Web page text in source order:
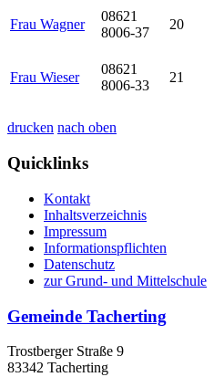
Frau Wagner
08621
8006-37
20
Frau Wieser
08621
8006-33
21
drucken nach oben
Quicklinks
Kontakt
Inhaltsverzeichnis
Impressum
Informationspflichten
Datenschutz
zur Grund- und Mittelschule
Gemeinde Tacherting
Trostberger Straße 9
83342 Tacherting